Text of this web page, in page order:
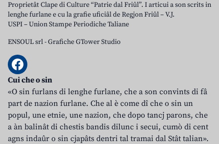
Proprietât Clape di Culture “Patrie dal Friûl”. I articui a son scrits in
lenghe furlane e cu la grafie uficiâl de Regjon Friûl – V.J.
USPI – Union Stampe Periodiche Taliane
ENSOUL srl-Grafiche GTower Studio
Cui che o sin
«O sin furlans di lenghe furlane, che a son convints di fâ
part de nazion furlane. Che al è come dî che o sin un
popul, une etnie, une nazion, che dopo tancj parons, che
a àn balinât di chestis bandis dilunc i secui, cumò di cent
agns indaûr o sin cjapâts dentri tal tramai dal Stât talian».